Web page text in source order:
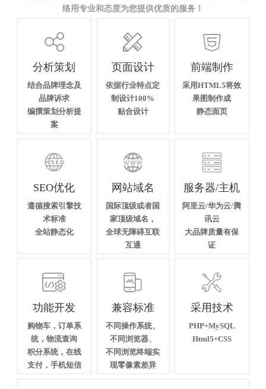
络用专业和态度为您提供优质的服务！

分析策划
结合品牌理念及
品牌诉求
编撰策划分析提
案

页面设计
依据行业特点定
制设计100%
贴合设计

前端制作
采用HTML5将效
果图制作成
静态面页

SEO优化
遵循搜索引擎技
术标准
全站静态化

网站域名
国际顶级或者国
家顶级域名，
全球无障碍互联
互通

服务器/主机
阿里云/华为云/腾
讯云
大品牌质量有保
证

功能开发
购物车，订单系
统，物流查询
积分系统，在线
支付，手机短信

兼容标准
不同操作系统、
不同浏览器、
不同浏览终端实
现零像素差异

采用技术
PHP+MySQL
Html5+CSS